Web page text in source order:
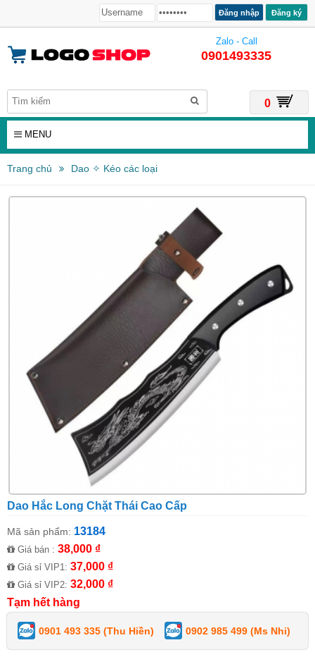
Đăng ký
Zalo - Call
0901493335
0
MENU
Trang chủ Dao ✧ Kéo các loại
Dao Hắc Long Chặt Thái Cao Cấp
Mã sản phẩm: 13184
Giá bán : 38,000 ₫
Giá sỉ VIP1: 37,000 ₫
Giá sỉ VIP2: 32,000 ₫
Tạm hết hàng
0901 493 335 (Thu Hiền) 0902 985 499 (Ms Nhi)